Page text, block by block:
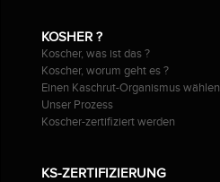
KOSHER ?
Koscher, was ist das ?
Koscher, worum geht es ?
Einen Kaschrut-Organismus wählen
Unser Prozess
Koscher-zertifiziert werden
KS-ZERTIFIZIERUNG